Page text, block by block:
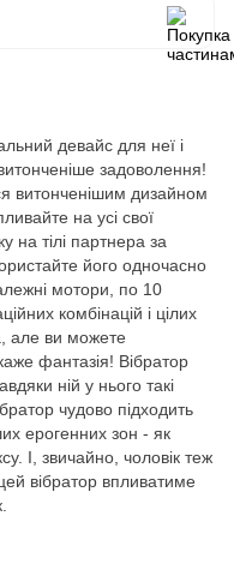
девайс для неї і
задоволення!
витонченішим дизайном
на усі свої
на тілі партнера за
його одночасно
мотори, по 10
комбінацій і цілих
але ви можете
фантазія! Вібратор
ній у нього такі
чудово підходить
ерогенних зон - як
І, звичайно, чоловік теж
вібратор впливатиме